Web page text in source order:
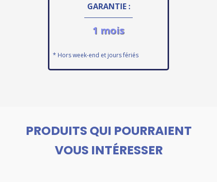
GARANTIE :
1 mois
* Hors week-end et jours fériés
PRODUITS QUI POURRAIENT
VOUS INTÉRESSER